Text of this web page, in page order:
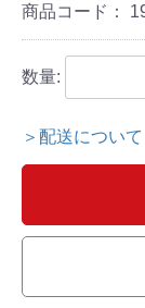
商品コード：
数量:
＞配送について